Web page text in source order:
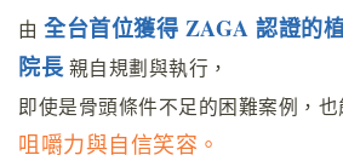
由 全台首位獲得 ZAGA 認證
院長 親自規劃與執行，
即使是骨頭條件不足的困難案例，
咀嚼力與自信笑容。